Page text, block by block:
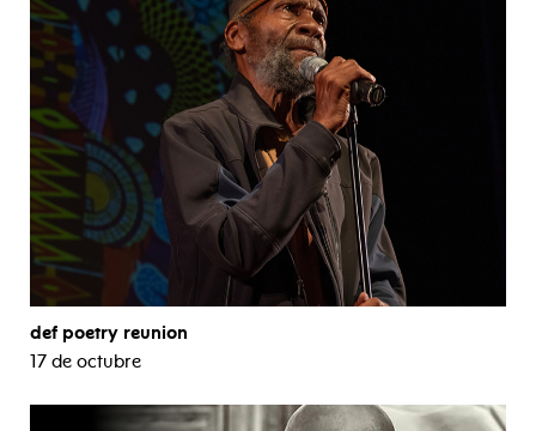
def poetry reunion
17 de octubre